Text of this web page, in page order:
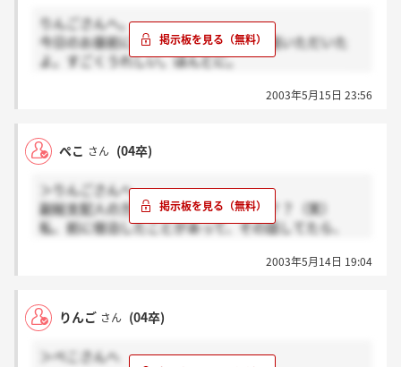
りんごさんへ。
今日のお昼前にサイシタさんからお電話いただいた
よ。すごくうれしい。ほんとに。
2003年5月15日 23:56
ぺこ さん (04卒)
＞りんごさんへ
副総支配人の方…意外に軽くなかった？？（笑）
私、前に宿泊したことがあって、その話してたら、
うになってるからどれだけお金使っていただいたかで
のイメージだともっと厳格な感じを想像してたからヘ
ンな感覚だったよ。
だったら縁が無かったって事で…。って、私いつもマ
2003年5月14日 19:04
りんご さん (04卒)
＞ぺこさんへ